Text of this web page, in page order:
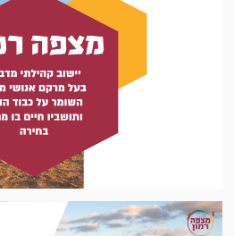
ארכיון קהילתי
שבילי אופניים במצפה רמון – לרכוב